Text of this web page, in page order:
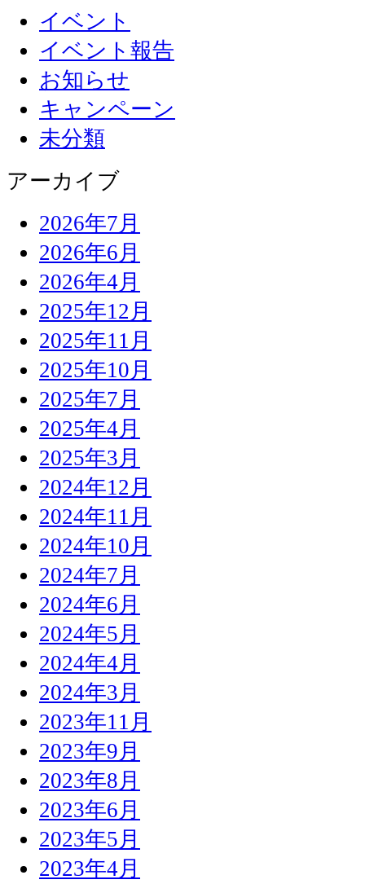
イベント
イベント報告
お知らせ
キャンペーン
未分類
アーカイブ
2026年7月
2026年6月
2026年4月
2025年12月
2025年11月
2025年10月
2025年7月
2025年4月
2025年3月
2024年12月
2024年11月
2024年10月
2024年7月
2024年6月
2024年5月
2024年4月
2024年3月
2023年11月
2023年9月
2023年8月
2023年6月
2023年5月
2023年4月